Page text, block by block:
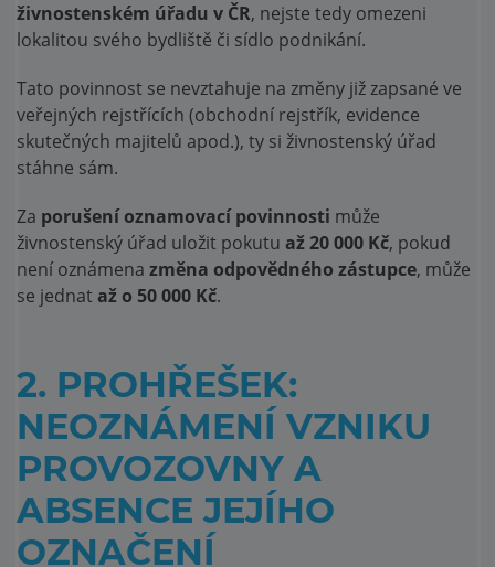
živnostenském úřadu v ČR, nejste tedy omezeni
lokalitou svého bydliště či sídlo podnikání.
Tato povinnost se nevztahuje na změny již zapsané ve
veřejných rejstřících (obchodní rejstřík, evidence
skutečných majitelů apod.), ty si živnostenský úřad
stáhne sám.
Za porušení oznamovací povinnosti může
živnostenský úřad uložit pokutu až 20 000 Kč, pokud
není oznámena změna odpovědného zástupce, může
se jednat až o 50 000 Kč.
2. PROHŘEŠEK:
NEOZNÁMENÍ VZNIKU
PROVOZOVNY A
ABSENCE JEJÍHO
OZNAČENÍ